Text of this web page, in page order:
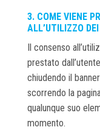
3. COME VIENE
ALL’UTILIZZO
Il consenso
prestato
chiudendo il
scorrendo la
qualunque suo
momento.